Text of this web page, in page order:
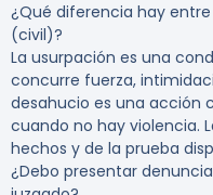
¿Qué diferencia hay
(civil)?
La usurpación es una
concurre fuerza,
desahucio es una acción
cuando no hay violencia.
hechos y de la prueba
¿Debo presentar